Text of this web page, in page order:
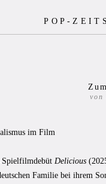
POP-
von
im Film
Spielfilmdebüt Delicious
Familie bei ihrem